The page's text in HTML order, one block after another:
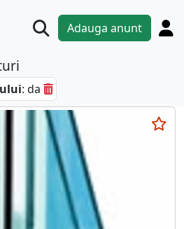
Adauga anunt
: da